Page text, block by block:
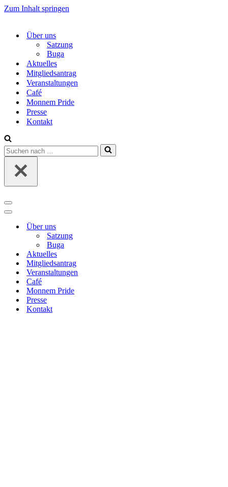
Zum Inhalt springen
Über uns
Satzung
Buga
Aktuelles
Mitgliedsantrag
Veranstaltungen
Café
Monnem Pride
Presse
Kontakt
Suchen
nach …
Navigations-
Menü
Navigations-
Über uns
Satzung
Buga
Aktuelles
Mitgliedsantrag
Veranstaltungen
Café
Monnem Pride
Presse
Kontakt